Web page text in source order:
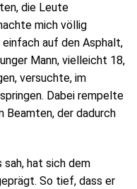
die Leute
mich völlig
auf den Asphalt,
Mann, vielleicht 18,
versuchte, im
Dabei rempelte
Beamten, der dadurch
sah, hat sich dem
So tief, dass er